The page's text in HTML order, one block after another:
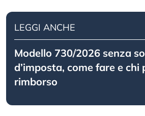
LEGGI ANCHE
Modello 730/2026 senza
d’imposta, come fare e chi
rimborso